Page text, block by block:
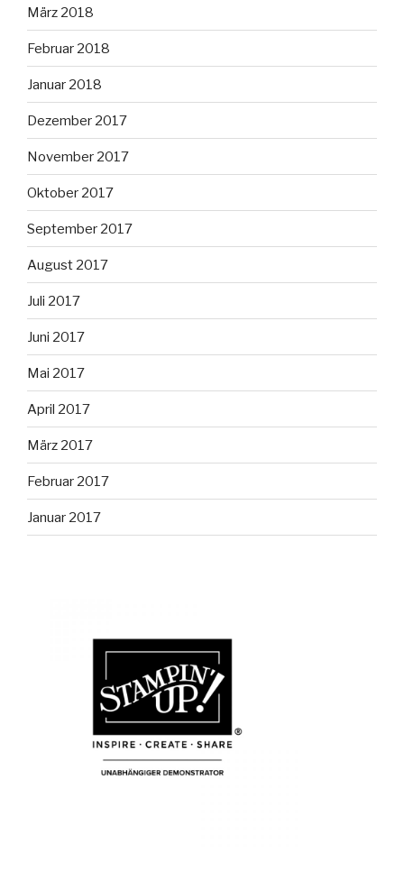
März 2018
Februar 2018
Januar 2018
Dezember 2017
November 2017
Oktober 2017
September 2017
August 2017
Juli 2017
Juni 2017
Mai 2017
April 2017
März 2017
Februar 2017
Januar 2017